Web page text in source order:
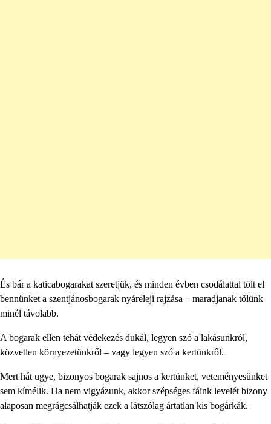
És bár a katicabogarakat szeretjük, és minden évben csodálattal tölt el
bennünket a szentjánosbogarak nyáreleji rajzása – maradjanak tőlünk
minél távolabb.
A bogarak ellen tehát védekezés dukál, legyen szó a lakásunkról,
közvetlen környezetünkről – vagy legyen szó a kertünkről.
Mert hát ugye, bizonyos bogarak sajnos a kertünket, veteményesünket
sem kímélik. Ha nem vigyázunk, akkor szépséges fáink levelét bizony
alaposan megrágcsálhatják ezek a látszólag ártatlan kis bogárkák.